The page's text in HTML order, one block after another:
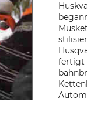
fertigt